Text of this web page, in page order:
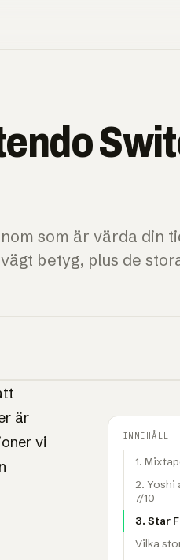
som är värda din
betyg, plus de
är
vi
INNEHÅLL
1.
2. Yoshi
7/10
3. Star
Vilka